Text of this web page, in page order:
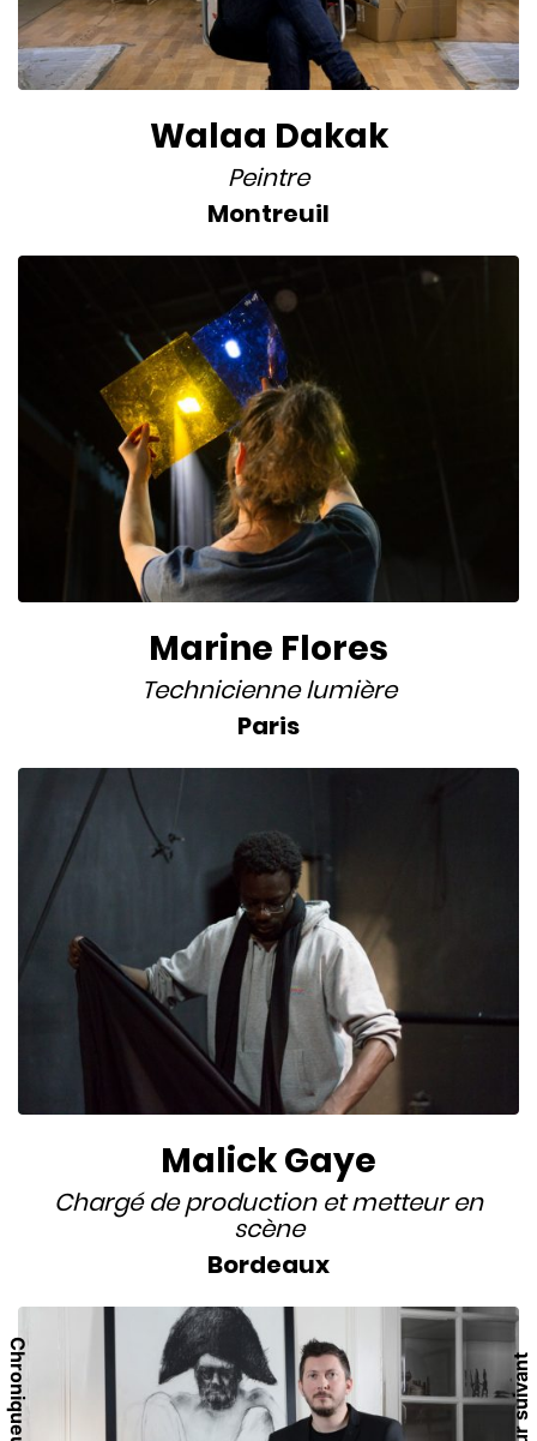
Walaa Dakak
Peintre
Montreuil
Marine Flores
Technicienne lumière
Paris
Malick Gaye
Chargé de productionetmetteur en
scène
Bordeaux